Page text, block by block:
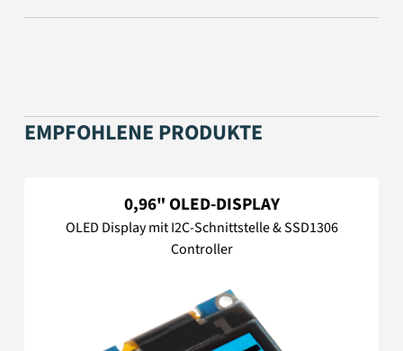
EMPFOHLENE PRODUKTE
0,96" OLED-DISPLAY
OLED Display mit I2C-Schnittstelle & SSD1306
Controller